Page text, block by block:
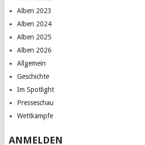
Alben 2023
Alben 2024
Alben 2025
Alben 2026
Allgemein
Geschichte
Im Spotlight
Presseschau
Wettkämpfe
ANMELDEN